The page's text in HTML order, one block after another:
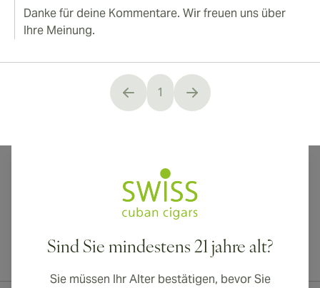
Danke für deine Kommentare. Wir freuen uns über
Ihre Meinung.
You're currently reading page
1
Sind Sie mindestens 21 jahre alt?
Sie müssen Ihr Alter bestätigen, bevor Sie
Internationaler Versand nach Kanada, Vereinigtes Königreich und